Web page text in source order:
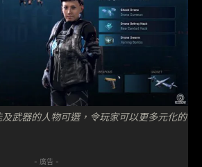
武器的人物可選，令玩家可以更多元化的
- 廣告 -